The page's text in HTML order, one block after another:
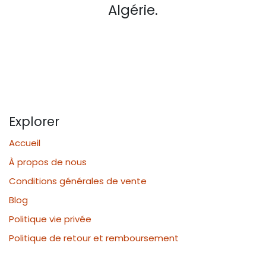
Algérie.
Explorer
Accueil
À propos de nous
Conditions générales de vente
Blog
Politique vie privée
Politique de retour et remboursement